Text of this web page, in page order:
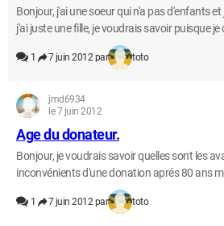
Bonjour, j'ai une soeur qui n'a pas d'enfants et
j'ai juste une fille, je voudrais savoir puisque je
1 7 juin 2012 par toto
jmd6934
le 7 juin 2012
Age du donateur.
Bonjour, je voudrais savoir quelles sont les
inconvénients d'une donation aprés 80 ans
1 7 juin 2012 par toto